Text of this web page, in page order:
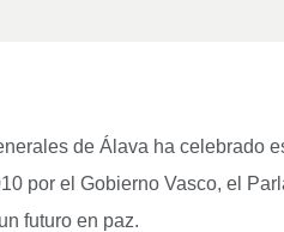
de Álava ha celebrado
por el Gobierno Vasco, el
futuro en paz.